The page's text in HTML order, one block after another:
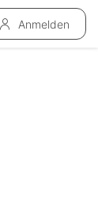
Anmelden